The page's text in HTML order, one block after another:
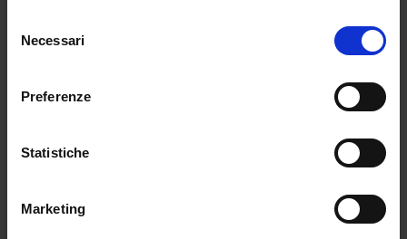
delNecessari
Preferenze
Statistiche
Marketing